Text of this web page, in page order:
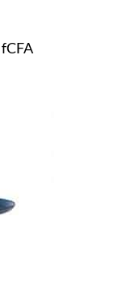
fCFA